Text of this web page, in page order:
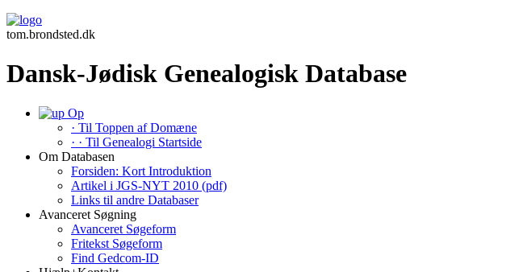
tom.brondsted.dk
Dansk-Jødisk Genealogisk Database
Op
· Til Toppen af Domæne
· · Til Genealogi Startside
Om Databasen
Forsiden: Kort Introduktion
Artikel i JGS-NYT 2010 (pdf)
Links til andre Databaser
Avanceret Søgning
Avanceret Søgeform
Fritekst Søgeform
Find Gedcom-ID